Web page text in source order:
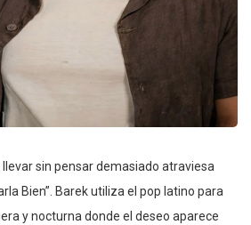
llevar sin pensar demasiado atraviesa
Bien”. Barek utiliza el pop latino para
y nocturna donde el deseo aparece